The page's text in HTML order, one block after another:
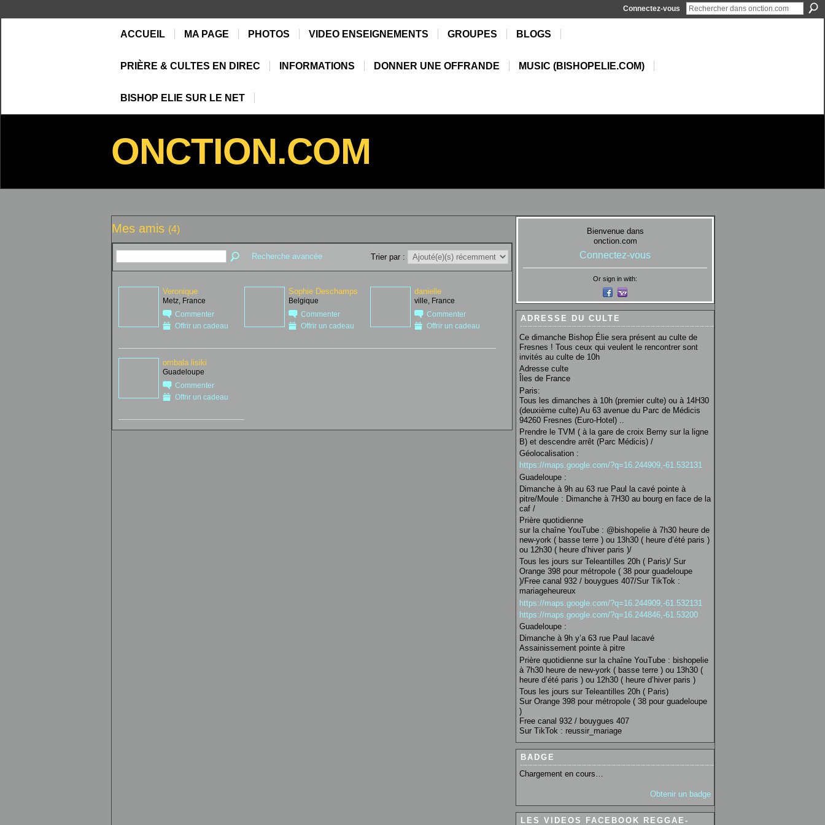
Connectez-vous
ACCUEIL MA PAGE PHOTOS VIDEO ENSEIGNEMENTS GROUPES BLOGS
PRIÈRE & CULTES EN DIREC INFORMATIONS DONNER UNE OFFRANDE MUSIC (BISHOPELIE.COM)
BISHOP ELIE SUR LE NET
ONCTION.COM
Mes amis (4)
Recherche avancée Trier par :
Veronique
Metz, France
Commenter
Offrir un cadeau
Sophie Deschamps
Belgique
Commenter
Offrir un cadeau
danielle
ville, France
Commenter
Offrir un cadeau
ombala lisiki
Guadeloupe
Commenter
Offrir un cadeau
Bienvenue dans
onction.com
Connectez-vous
Or sign in with:
ADRESSE DU CULTE
Ce dimanche Bishop Élie sera présent au culte de
Fresnes ! Tous ceux qui veulent le rencontrer sont
invités au culte de 10h
Adresse culte
Îles de France
Paris:
Tous les dimanches à 10h (premier culte) ou à 14H30
(deuxième culte) Au 63 avenue du Parc de Médicis
94260 Fresnes (Euro-Hotel) ..
Prendre le TVM ( à la gare de croix Berny sur la ligne
B) et descendre arrêt (Parc Médicis) /
Géolocalisation :
https://maps.google.com/?q=16.244909,-61.532131
Guadeloupe :
Dimanche à 9h au 63 rue Paul la cavé pointe à
pitre/Moule : Dimanche à 7H30 au bourg en face de la
caf /
Prière quotidienne
sur la chaîne YouTube : @bishopelie à 7h30 heure de
new-york ( basse terre ) ou 13h30 ( heure d’été paris )
ou 12h30 ( heure d’hiver paris )/
Tous les jours sur Teleantilles 20h ( Paris)/ Sur
Orange 398 pour métropole ( 38 pour guadeloupe
)/Free canal 932 / bouygues 407/Sur TikTok :
mariageheureux
https://maps.google.com/?q=16.244909,-61.532131
https://maps.google.com/?q=16.244846,-61.53200
Guadeloupe :
Dimanche à 9h y’a 63 rue Paul lacavé
Assainissement pointe à pitre
Prière quotidienne sur la chaîne YouTube : bishopelie
à 7h30 heure de new-york ( basse terre ) ou 13h30 (
heure d’été paris ) ou 12h30 ( heure d’hiver paris )
Tous les jours sur Teleantilles 20h ( Paris)
Sur Orange 398 pour métropole ( 38 pour guadeloupe
)
Free canal 932 / bouygues 407
Sur TikTok : reussir_mariage
BADGE
Chargement en cours…
Obtenir un badge
LES VIDEOS FACEBOOK REGGAE-